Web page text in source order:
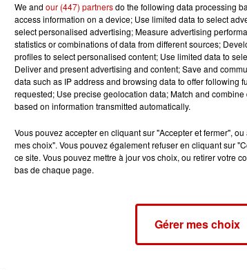
13 Cent 20
0652687999
https://www.vitisaveurs.com/salon-vins-de-
We and our (447) partnersdo the following data processing
access information on a device; Use limited data to select
select personalised advertising; Measure advertising
statistics or combinations of data from different sources;
profiles to select personalised content; Use limited data to
Deliver and present advertising and content; Save and
data such as IP address and browsing data to offer following
requested; Use precise geolocation data; Match and
based on information transmitted automatically.
Vous pouvez accepter en cliquant sur "Accepter et fermer",
mes choix". Vous pouvez également refuser en cliquant sur
ce site. Vous pouvez mettre à jour vos choix, ou retirer votre
bas de chaque page.
Gérer mes choix